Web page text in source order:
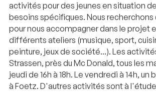
activités pour des jeunes en situation
besoins spécifiques. Nous
pour nous accompagner dans le projet
différents ateliers (musique, sport,
peinture, jeux de société...). Les
Strassen, près du Mc Donald, tous les
jeudi de 16h à 18h. Le vendredi à 14h, un
à Foetz. D'autres activités sont à